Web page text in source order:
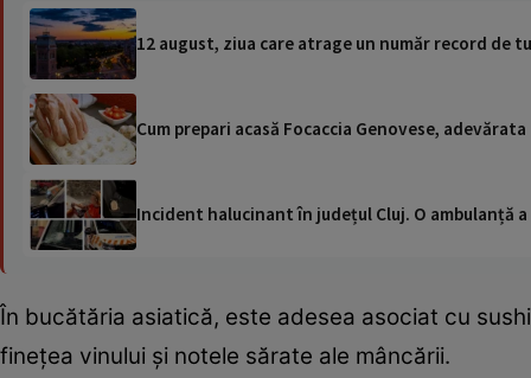
12 august, ziua care atrage un număr record de
Cum prepari acasă Focaccia Genovese,
Incident halucinant în județul Cluj. O ambulanță
În bucătăria asiatică, este adesea asociat cu
finețea vinului și notele sărate ale mâncării.